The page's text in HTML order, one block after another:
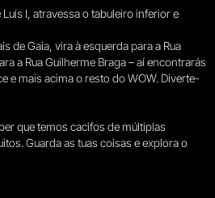
I, atravessa o tabuleiro inferior e
de Gaia, vira à esquerda para a Rua
a Rua Guilherme Braga – aí encontrarás
e mais acima o resto do WOW. Diverte-
que temos cacifos de múltiplas
Guarda as tuas coisas e explora o